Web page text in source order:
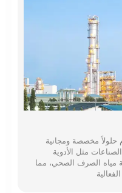
حلولاً مخصصة ومجانية
مثل الأدوية
مياه الصرف الصحي، مما